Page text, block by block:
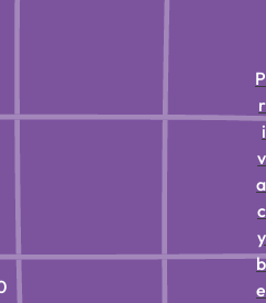
P
r
i
v
a
c
y
b
e